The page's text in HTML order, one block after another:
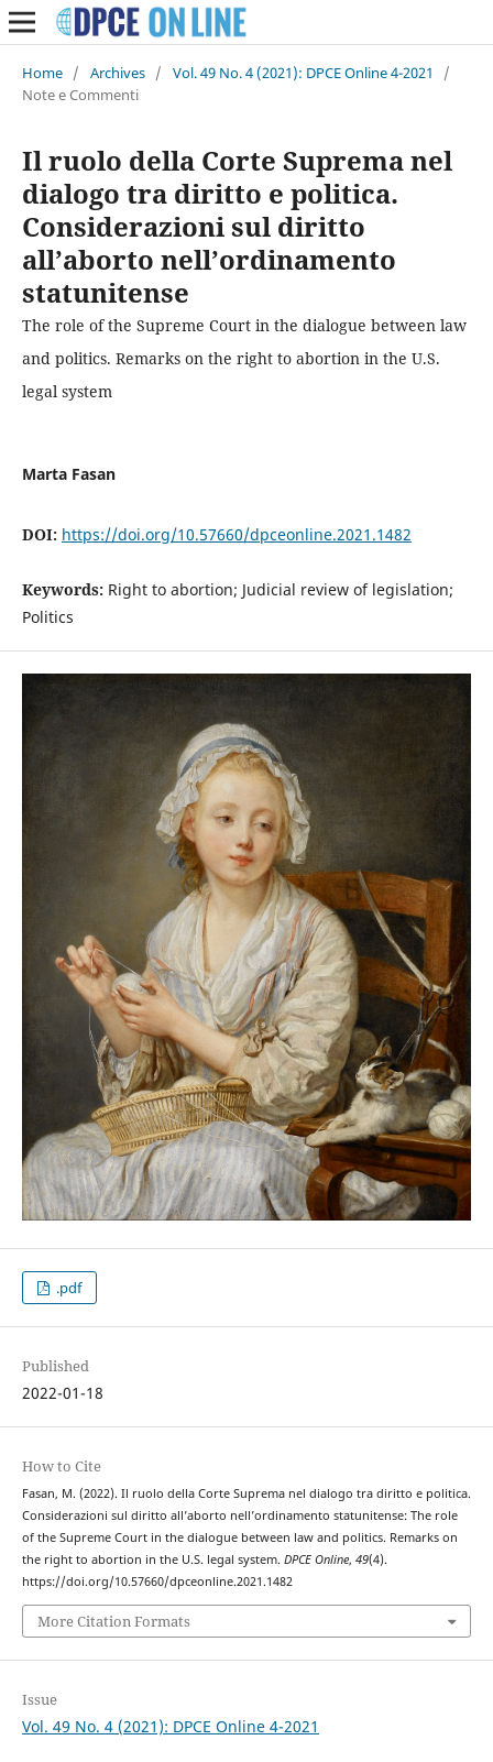
Home / Archives / Vol. 49 No. 4 (2021): DPCE Online 4-2021
/
Note e Commenti
Il ruolo della Corte Suprema nel
dialogo tra diritto e politica.
Considerazioni sul diritto
all’aborto nell’ordinamento
statunitense
The role of the Supreme Court in the dialogue between law
and politics. Remarks on the right to abortion in the U.S.
legal system
Marta Fasan
DOI: https://doi.org/10.57660/dpceonline.2021.1482
Keywords: Right to abortion; Judicial review of legislation;
Politics
.pdf
Published
2022-01-18
How to Cite
Fasan, M. (2022). Il ruolo della Corte Suprema nel dialogo tra diritto e politica.
Considerazioni sul diritto all’aborto nell’ordinamento statunitense: The role
of the Supreme Court in the dialogue between law and politics. Remarks on
the right to abortion in the U.S. legal system. DPCE Online, 49(4).
https://doi.org/10.57660/dpceonline.2021.1482
More Citation Formats
Issue
Vol. 49 No. 4 (2021): DPCE Online 4-2021